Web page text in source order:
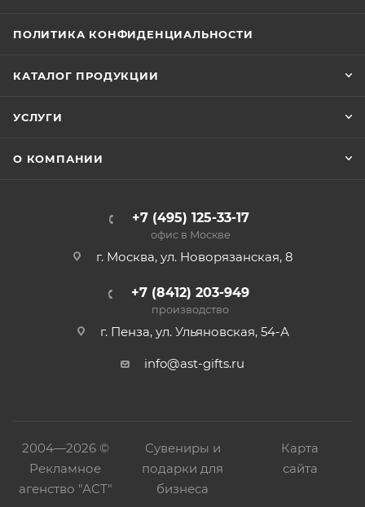
ПОЛИТИКА КОНФИДЕНЦИАЛЬНОСТИ
КАТАЛОГ ПРОДУКЦИИ
УСЛУГИ
О КОМПАНИИ
+7 (495) 125-33-17
офис в Москве
г. Москва, ул. Новорязанская, 8
+7 (8412) 203-949
производство
г. Пенза, ул. Ульяновская, 54-А
info@ast-gifts.ru
2004—2026 ©
Рекламное
агенство "АСТ"
Сувениры и
подарки для
бизнеса
Карта
сайта